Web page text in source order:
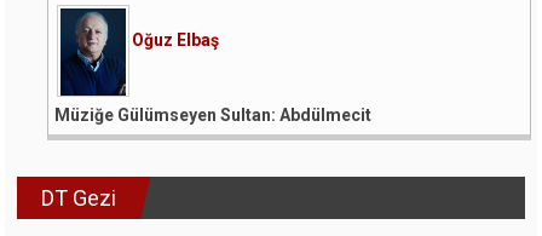
Oğuz Elbaş
Müziğe Gülümseyen Sultan: Abdülmecit
DT Gezi